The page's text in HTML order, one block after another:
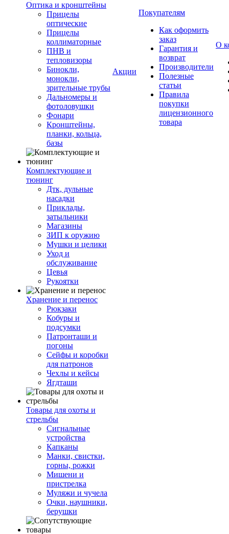
Оптика и кронштейны
Прицелы
оптические
Прицелы
коллиматорные
ПНВ и
тепловизоры
Бинокли,
монокли,
зрительные трубы
Дальномеры и
фотоловушки
Фонари
Кронштейны,
планки, кольца,
базы
Комплектующие и
тюнинг
Дтк, дульные
насадки
Приклады,
затыльники
Магазины
ЗИП к оружию
Мушки и целики
Уход и
обслуживание
Цевья
Рукоятки
Хранение и перенос
Рюкзаки
Кобуры и
подсумки
Патронташи и
погоны
Сейфы и коробки
для патронов
Чехлы и кейсы
Ягдташи
Товары для охоты и
стрельбы
Сигнальные
устройства
Капканы
Манки, свистки,
горны, рожки
Мишени и
пристрелка
Муляжи и чучела
Очки, наушники,
берушки
Акции
Покупателям
Как оформить
заказ
Гарантия и
возврат
Производители
Полезные
статьи
Правила
покупки
лицензионного
товара
О